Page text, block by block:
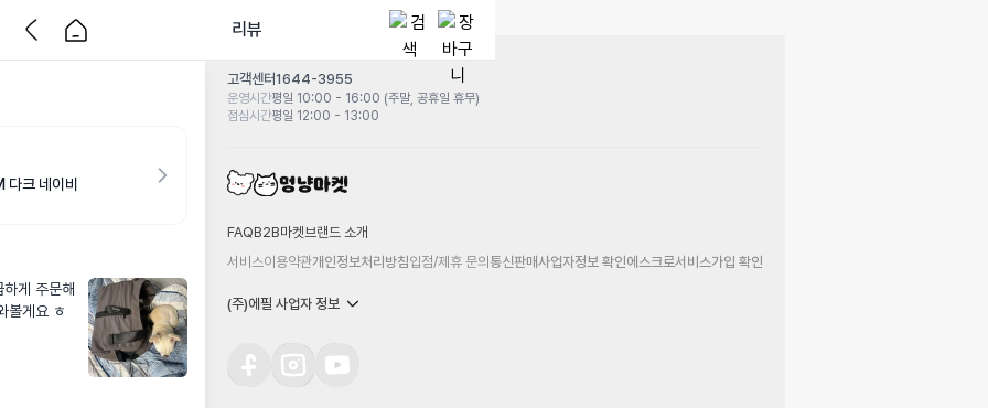
리뷰
크 네이비
게 주문해
볼게요 ㅎ
고객센터1644-3955
운영시간평일 10:00 - 16:00 (주말, 공휴일 휴무)
점심시간평일 12:00 - 13:00
FAQB2B마켓 브랜드 소개
서비스이용약관개인정보처리방침입점/제휴 문의통신판매사업자정보 확인에스크로서비스가입 확인
(주)에필 사업자 정보